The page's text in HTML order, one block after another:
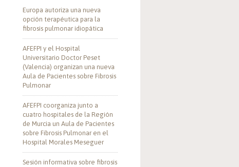
Europa autoriza una nueva
opción terapéutica para la
fibrosis pulmonar idiopática
AFEFPI y el Hospital
Universitario Doctor Peset
(Valencia) organizan una nueva
Aula de Pacientes sobre Fibrosis
Pulmonar
AFEFPI coorganiza junto a
cuatro hospitales de la Región
de Murcia un Aula de Pacientes
sobre Fibrosis Pulmonar en el
Hospital Morales Meseguer
Sesión informativa sobre fibrosis